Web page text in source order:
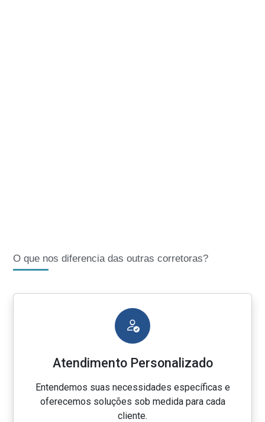
O que nos diferencia das outras corretoras?
Atendimento Personalizado
Entendemos suas necessidades específicas e
oferecemos soluções sob medida para cada
cliente.